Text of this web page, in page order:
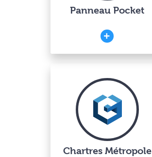
Panneau Pocket
Chartres Métropole